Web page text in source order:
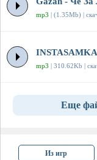
mp3 | (1.35Mb) |
mp3 | 310.62Kb |
Еще
Из игр